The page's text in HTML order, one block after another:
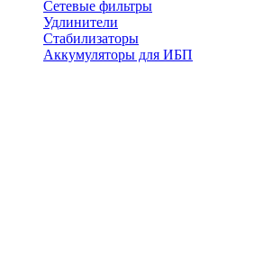
Сетевые фильтры
Удлинители
Стабилизаторы
Аккумуляторы для ИБП